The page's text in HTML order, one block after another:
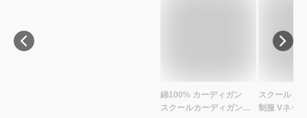
綿100% カーディガン
スクールカーディガン
スクール カ
制服 Vネッ